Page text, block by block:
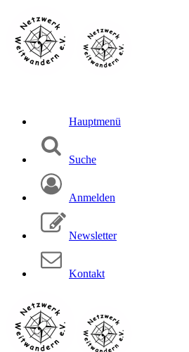
Hauptmenü
Suche
Anmelden
Newsletter
Kontakt